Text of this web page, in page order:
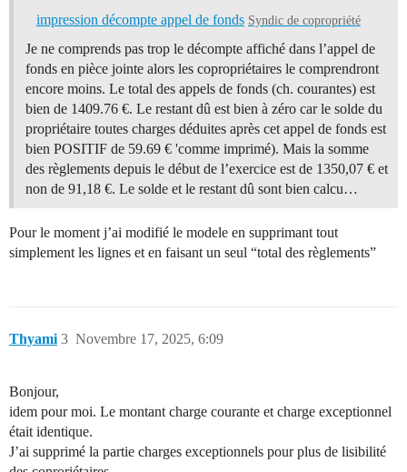
impression décompte appel de fonds Syndic de copropriété
Je ne comprends pas trop le décompte affiché dans l’appel de
fonds en pièce jointe alors les copropriétaires le comprendront
encore moins. Le total des appels de fonds (ch. courantes) est
bien de 1409.76 €. Le restant dû est bien à zéro car le solde du
propriétaire toutes charges déduites après cet appel de fonds est
bien POSITIF de 59.69 € 'comme imprimé). Mais la somme
des règlements depuis le début de l’exercice est de 1350,07 € et
non de 91,18 €. Le solde et le restant dû sont bien calcu…
Pour le moment j’ai modifié le modele en supprimant tout
simplement les lignes et en faisant un seul “total des règlements”
Thyami Novembre 17, 2025, 6:09
3
Bonjour,
idem pour moi. Le montant charge courante et charge exceptionnel
était identique.
J’ai supprimé la partie charges exceptionnels pour plus de lisibilité